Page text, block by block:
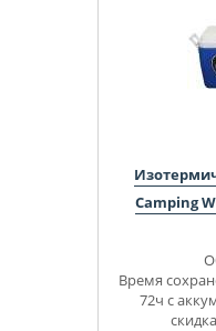
Camping
Время
72ч с